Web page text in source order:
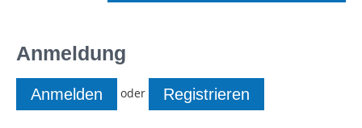
Anmeldung
Anmelden oder Registrieren